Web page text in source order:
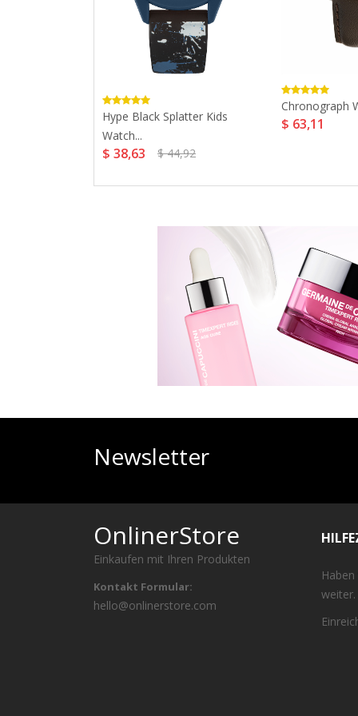
Hype Black Splatter Kids
Watch...
$ 38,63 $ 44,92
Chronograph
$ 63,11
Newsletter
OnlinerStore
Einkaufen mit Ihren Produkten
Kontakt Formular:
hello@onlinerstore.com
weiter.